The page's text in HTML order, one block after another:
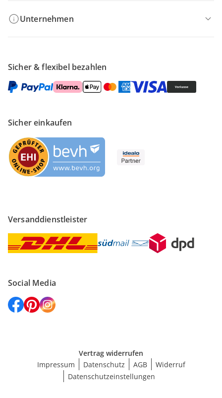
Unternehmen
Sicher & flexibel bezahlen
Sicher einkaufen
Versanddienstleister
Social Media
Vertrag widerrufen
Impressum
Datenschutz AGB
Widerruf
Datenschutzeinstellungen